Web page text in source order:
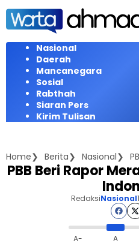
Langsung
konten
Nasional
Daerah
Mancanegara
Sosial
Rabthah
Siaran Pers
Kirim Tulisan
Home Berita Nasional
PBB Beri Rapor
RedaksiNasional
A- A